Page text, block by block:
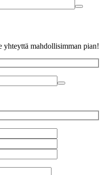
yhteyttä mahdollisimman pian!